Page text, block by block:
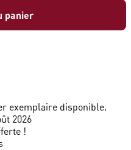
panier
exemplaire disponible.
2026
!